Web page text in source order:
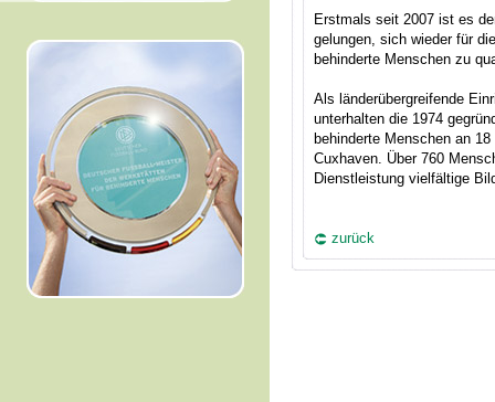
Erstmals seit 2007 ist es
gelungen, sich wieder für
behinderte Menschen zu
Als länderübergreifende
unterhalten die 1974
behinderte Menschen an
Cuxhaven. Über 760
Dienstleistung vielfältige
zurück